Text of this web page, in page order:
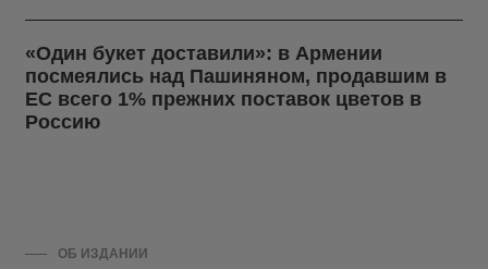
«Один букет доставили»: в Армении
посмеялись над Пашиняном, продавшим в
ЕС всего 1% прежних поставок цветов в
Россию
ОБ ИЗДАНИИ